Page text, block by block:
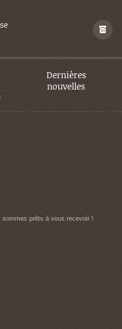
Dernières
nouvelles
prêts à vous recevoir !